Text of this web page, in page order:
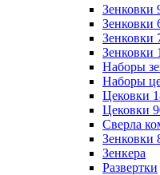
Зенковки
Зенковки
Зенковки
Зенковки
Наборы
Наборы
Цековки
Цековки
Сверла
Зенковки
Зенкера
Развертки